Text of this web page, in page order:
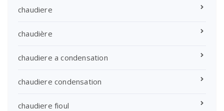
chaudiere
chaudière
chaudiere a condensation
chaudiere condensation
chaudiere fioul